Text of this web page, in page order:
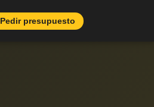
Pedir presupuesto